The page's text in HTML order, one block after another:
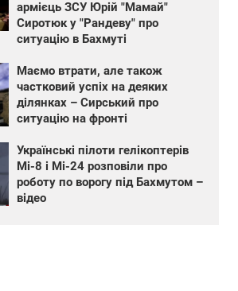
армієць ЗСУ Юрій "Мамай"
Сиротюк у "Рандеву" про
ситуацію в Бахмуті
Маємо втрати, але також
частковий успіх на деяких
ділянках – Сирський про
ситуацію на фронті
Українські пілоти гелікоптерів
Мі-8 і Мі-24 розповіли про
роботу по ворогу під Бахмутом –
відео